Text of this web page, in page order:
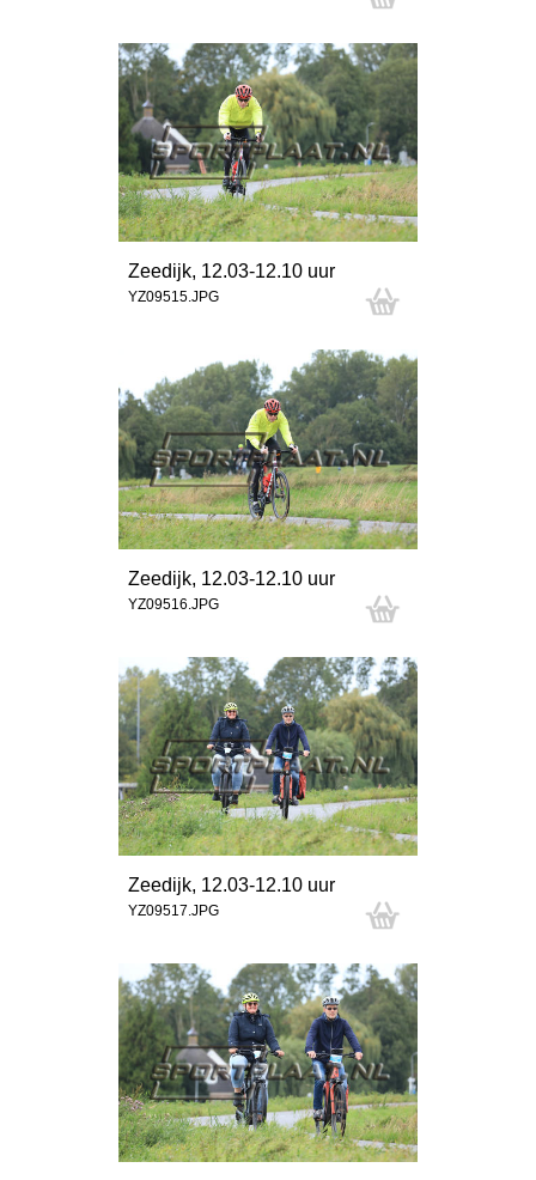
Zeedijk, 12.03-12.10 uur
YZ09515.JPG
Zeedijk, 12.03-12.10 uur
YZ09516.JPG
Zeedijk, 12.03-12.10 uur
YZ09517.JPG